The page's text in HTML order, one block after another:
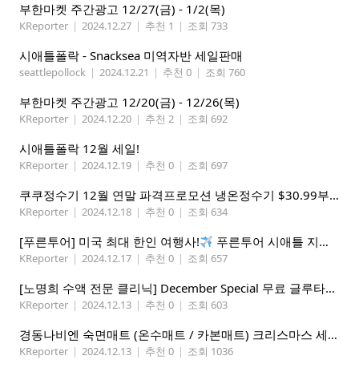
부한마켓 주간광고 12/27(금) - 1/2(목)
KReporter | 2024.12.27 | 추천 1 | 조회 733
시애틀폴락 - Snacksea 미역자반 세일판매
seattlepollock | 2024.12.21 | 추천 0 | 조회 760
부한마켓 주간광고 12/20(금) - 12/26(목)
KReporter | 2024.12.20 | 추천 2 | 조회 692
시애틀폴락 12월 세일!
KReporter | 2024.12.19 | 추천 0 | 조회 697
쿠쿠정수기 12월 연말 파격프로모션 냉온정수기 $30.99부터! (기본형은 $18.99)
KReporter | 2024.12.18 | 추천 0 | 조회 634
[푸른투어] 미국 최대 한인 여행사! 푸른투어 시애틀 지점 오픈특가, 최대 300불 할인!
KReporter | 2024.12.17 | 추천 0 | 조회 657
[노명희 수액 전문 클리닉] December Special 무료 글루타치온
KReporter | 2024.12.13 | 추천 0 | 조회 603
경동나비엔 숙면매트 (온수매트 / 카본매트) 크리스마스 세일!
KReporter | 2024.12.13 | 추천 0 | 조회 1036